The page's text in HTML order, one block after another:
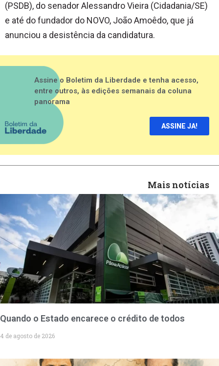
(PSDB), do senador Alessandro Vieira (Cidadania/SE)
e até do fundador do NOVO, João Amoêdo, que já
anunciou a desistência da candidatura.
Assine o Boletim da Liberdade e tenha acesso,
entre outros, às edições semanais da coluna
panorama
ASSINE JA!
Mais notícias
Quando o Estado encarece o crédito de todos
4 de agosto de 2026